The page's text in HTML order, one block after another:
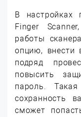
В настройках
Finger
работы
опцию, внести
подряд
повысить
пароль.
сохранность
сможет